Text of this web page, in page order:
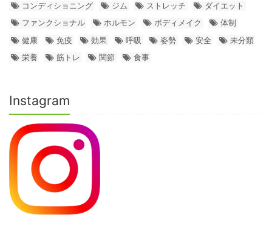
コンディショニング
ジム ストレッチ
ダイエット
ファンクショナル
ホルモン ボディメイク
体制
健康
免疫 効果 呼吸 姿勢 安全
未分類
栄養
筋トレ 関節 食事
Instagram